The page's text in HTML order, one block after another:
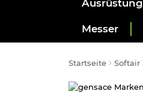
Ausrüstung
Messer
Startseite Softair